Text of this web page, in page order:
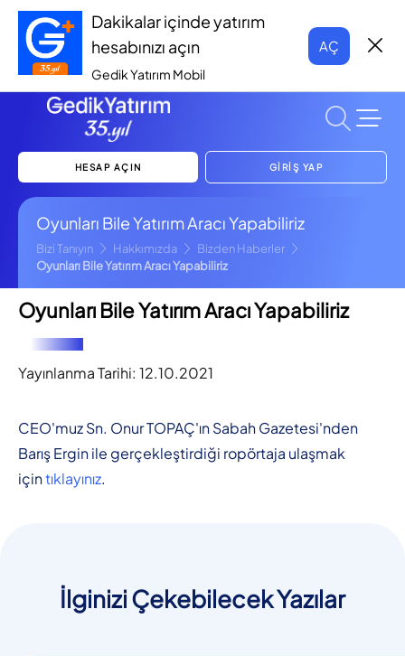
Dakikalar içinde yatırım
hesabınızı açın
Gedik Yatırım Mobil
AÇ
HESAP AÇIN GİRİŞ YAP
Oyunları Bile Yatırım Aracı Yapabiliriz
Bizi Tanıyın Hakkımızda
Bizden Haberler
Oyunları Bile Yatırım Aracı Yapabiliriz
Oyunları Bile Yatırım Aracı Yapabiliriz
Yayınlanma Tarihi: 12.10.2021
CEO'muz Sn. Onur TOPAÇ'ın Sabah Gazetesi'nden
Barış Ergin ile gerçekleştirdiği ropörtaja ulaşmak
içintıklayınız.
İlginizi Çekebilecek Yazılar